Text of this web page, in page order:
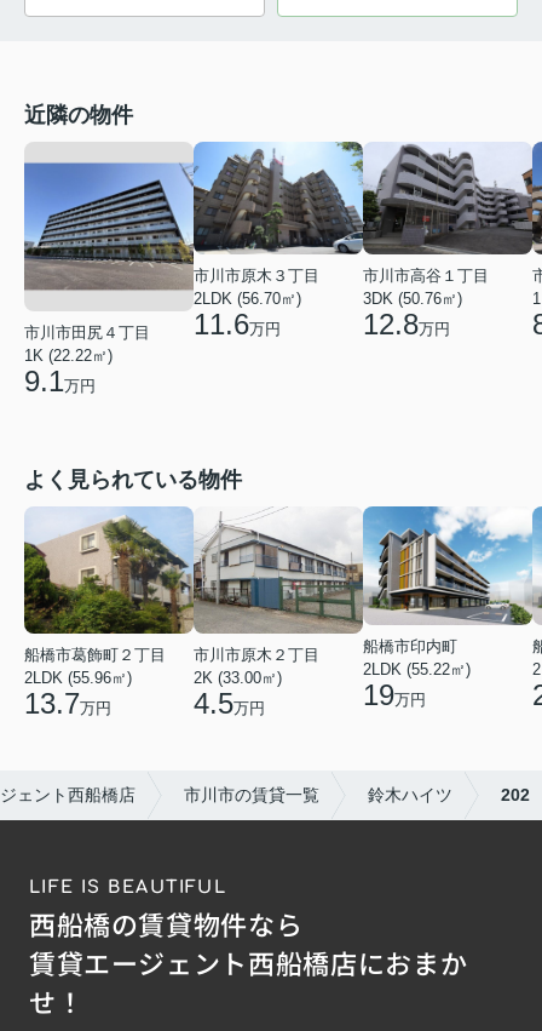
近隣の物件
市川市田尻４丁目
1K (22.22㎡)
9.1万円
市川市原木３丁目
2LDK (56.70㎡)
11.6万円
市川市高谷１丁目
3DK (50.76㎡)
12.8万円
よく見られている物件
船橋市葛飾町２丁目
2LDK (55.96㎡)
13.7万円
市川市原木２丁目
2K (33.00㎡)
4.5万円
船橋市印内町
2LDK (55.22㎡)
19万円
ェント西船橋店 市川市の賃貸一覧 鈴木ハイツ 202
LIFE IS BEAUTIFUL
西船橋の賃貸物件なら
賃貸エージェント西船橋店におまか
せ！